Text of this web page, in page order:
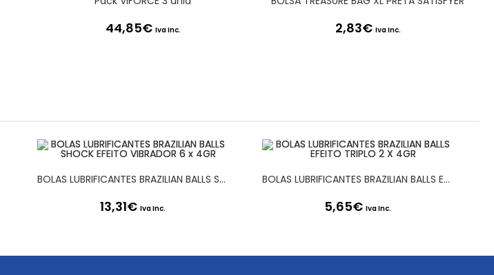
44,85€ Iva Inc. 2,83€ Iva Inc.
BOLAS LUBRIFICANTES BRAZILIAN BALLS SHOCK EFEITO VIBRADOR 6 x 4GR
13,31€ Iva Inc.
BOLAS LUBRIFICANTES BRAZILIAN BALLS EFEITO TRIPLO 2 X 4GR
5,65€ Iva Inc.